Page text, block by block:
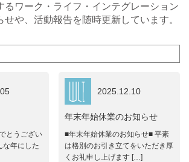
るワーク・ライフ・インテグレーション
や、 活動報告を随時更新しています。
とうござい
な年にした
2025.12.10
年末年始休業のお知らせ
■年末年始休業のお知らせ■ 平素
は格別のお引き立てをいただき厚
くお礼申し上げます […]